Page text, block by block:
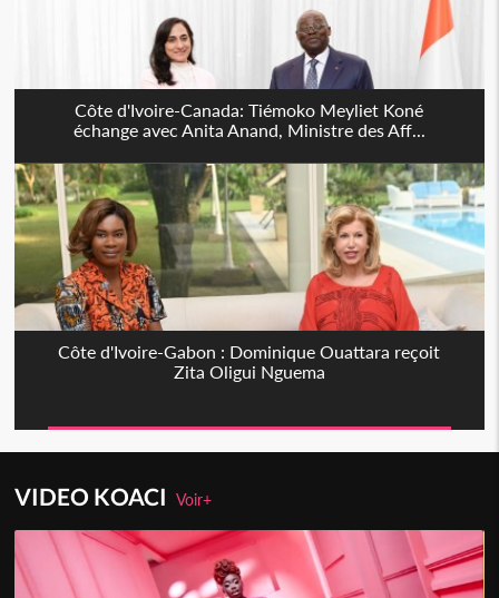
Côte d'Ivoire-Canada: Tiémoko Meyliet Koné
échange avec Anita Anand, Ministre des Aff...
Côte d'Ivoire-Gabon : Dominique Ouattara reçoit
Zita Oligui Nguema
VIDEO KOACIVoir+